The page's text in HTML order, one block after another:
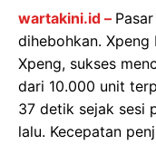
wartakini.id –
dihebohkan. Xpeng
Xpeng, sukses
dari 10.000 unit
37 detik sejak sesi
lalu. Kecepatan